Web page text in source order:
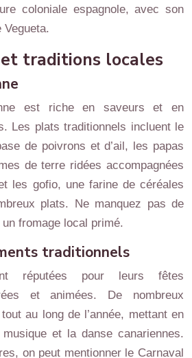
coloniale espagnole, avec son
Vegueta.
traditions locales
est riche en saveurs et en
Les plats traditionnels incluent le
de poivrons et d’ail, les papas
de terre ridées accompagnées
les gofio, une farine de céréales
plats. Ne manquez pas de
fromage local primé.
traditionnels
réputées pour leurs fêtes
et animées. De nombreux
au long de l’année, mettant en
et la danse canariennes.
on peut mentionner le Carnaval